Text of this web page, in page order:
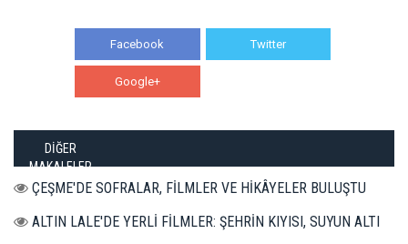
Facebook Twitter
Google+
DİĞER
MAKALELER
ÇEŞME'DE SOFRALAR, FİLMLER VE HİKÂYELER BULUŞTU
ALTIN LALE'DE YERLİ FİLMLER: ŞEHRİN KIYISI, SUYUN ALTI